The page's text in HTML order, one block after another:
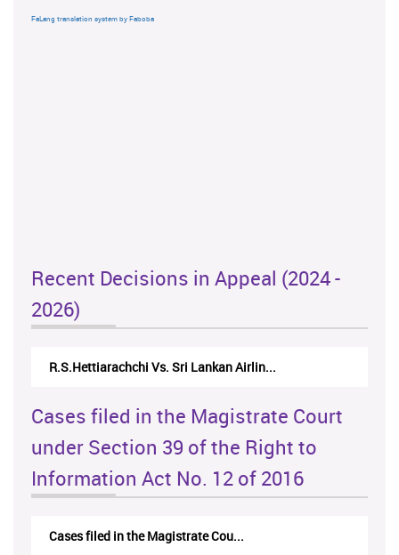
FaLang translation system by Faboba
Recent Decisions in Appeal (2024 -
2026)
N.Kodituwakku Vs. Attorney General's De...
Cases filed in the Magistrate Court
under Section 39 of the Right to
Information Act No. 12 of 2016
Cases filed in the Magistrate Cou...